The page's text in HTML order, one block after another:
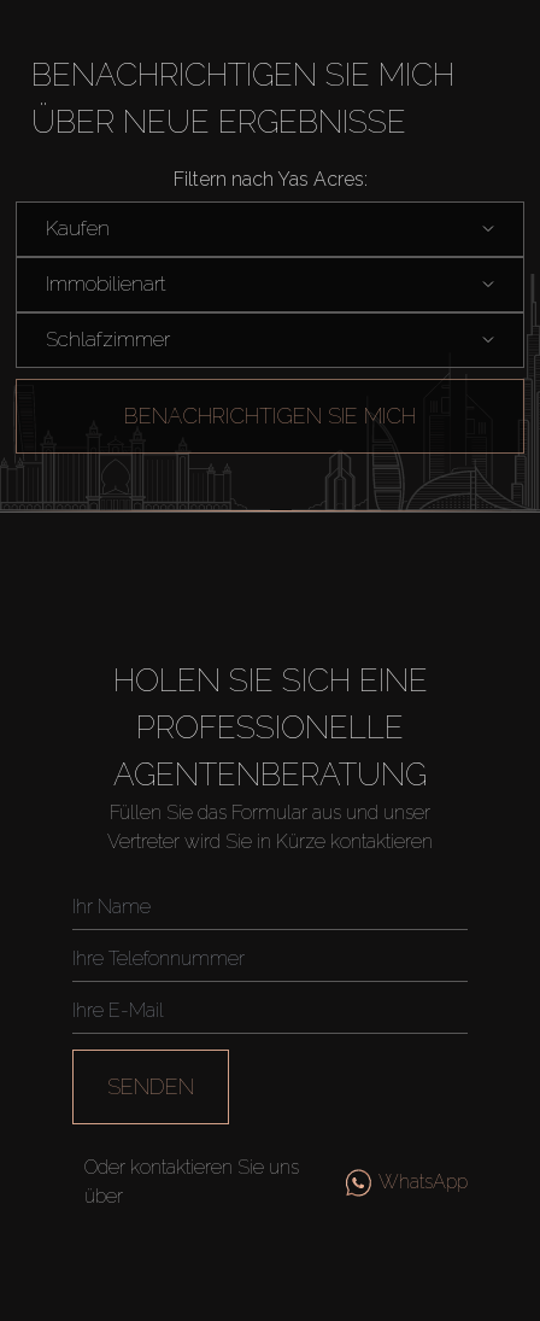
Kaufen
Miete
Verkaufen
Off-Plan
BENACHRICHTIGEN SIE MICH
ÜBER NEUE ERGEBNISSE
Filtern nach Yas Acres:
Kaufen
Immobilienart
Schlafzimmer
BENACHRICHTIGEN SIE MICH
HOLEN SIE SICH EINE
PROFESSIONELLE
AGENTENBERATUNG
Füllen Sie das Formular aus und unser
Vertreter wird Sie in Kürze kontaktieren
SENDEN
Oder kontaktieren Sie uns
über
WhatsApp